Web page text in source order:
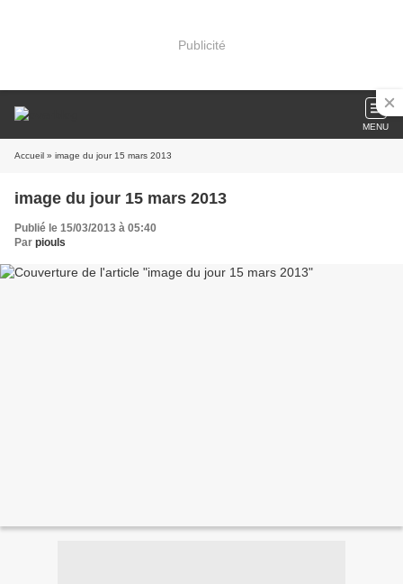
Publicité
MENU
Accueil » image du jour 15 mars 2013
image du jour 15 mars 2013
Publié le 15/03/2013 à 05:40
Par piouls